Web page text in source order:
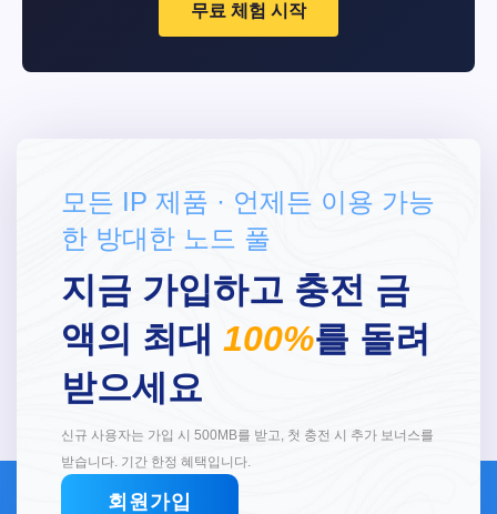
무료 체험 시작
모든 IP 제품 · 언제든 이용 가능
한 방대한 노드 풀
지금 가입하고 충전 금
액의 최대 100%를 돌려
받으세요
신규 사용자는 가입 시 500MB를 받고, 첫 충전 시 추가 보너스를
받습니다. 기간 한정 혜택입니다.
회원가입